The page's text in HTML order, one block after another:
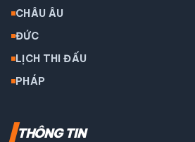
CHÂU ÂU
ĐỨC
LỊCH THI ĐẤU
PHÁP
THÔNG TIN